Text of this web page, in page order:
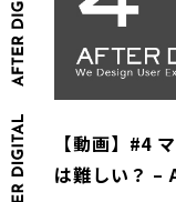
【動画】#4
は難しい？ –